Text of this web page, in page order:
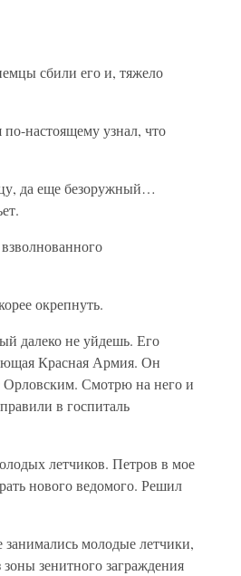
сбили его и, тяжело
настоящему узнал, что
да еще безоружный…
окрепнуть.
далеко не уйдешь. Его
Красная Армия. Он
Орловским. Смотрю на него и
в госпиталь
летчиков. Петров в мое
нового ведомого. Решил
занимались молодые летчики,
зенитного заграждения